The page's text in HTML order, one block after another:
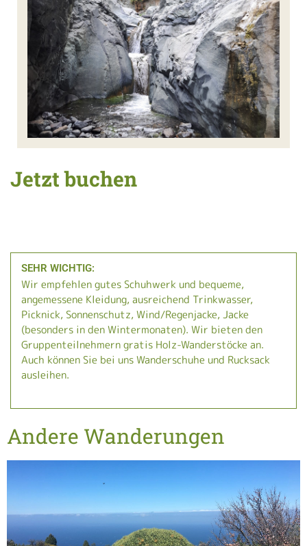
Jetzt buchen
SEHR WICHTIG:
Wir empfehlen gutes Schuhwerk und bequeme,
angemessene Kleidung, ausreichend Trinkwasser,
Picknick, Sonnenschutz, Wind/Regenjacke, Jacke
(besonders in den Wintermonaten). Wir bieten den
Gruppenteilnehmern gratis Holz-Wanderstöcke an.
Auch können Sie bei uns Wanderschuhe und Rucksack
ausleihen.
Andere Wanderungen